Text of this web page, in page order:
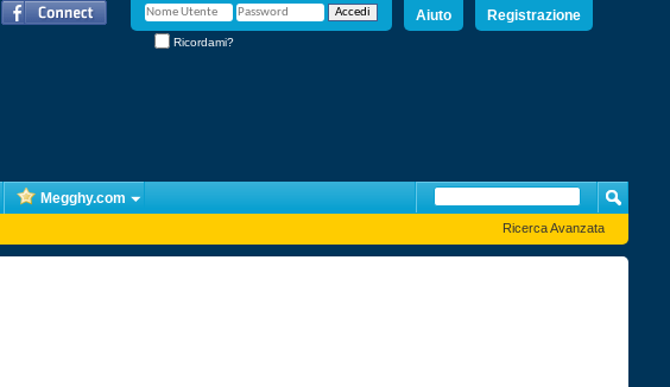
Registrazione
Aiuto
Ricordami?
Megghy.com
Ricerca Avanzata